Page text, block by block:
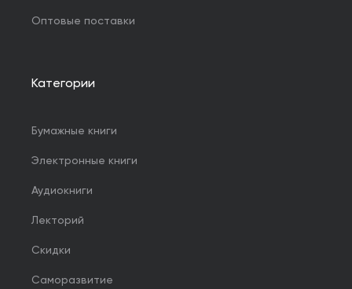
Оптовые поставки
Категории
Бумажные книги
Электронные книги
Аудиокниги
Лекторий
Скидки
Саморазвитие